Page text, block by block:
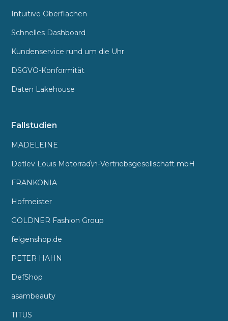
Intuitive Oberflächen
Schnelles Dashboard
Kundenservice rund um die Uhr
DSGVO-Konformität
Daten Lakehouse
Fallstudien
MADELEINE
Detlev Louis Motorrad\n-Vertriebsgesellschaft mbH
FRANKONIA
Hofmeister
GOLDNER Fashion Group
felgenshop.de
PETER HAHN
DefShop
asambeauty
TITUS